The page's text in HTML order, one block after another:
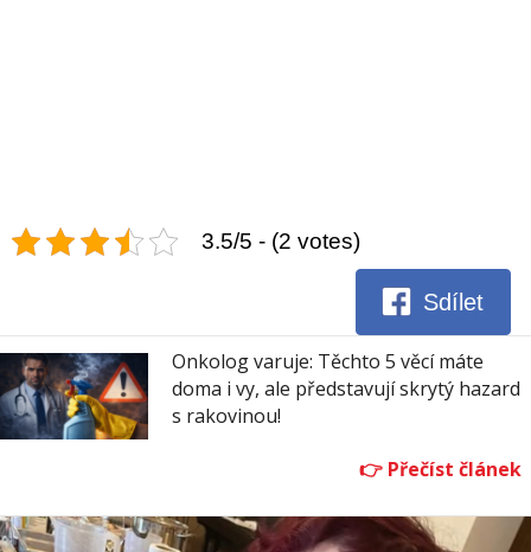
3.5/5 - (2 votes)
Sdílet
Onkolog varuje: Těchto 5 věcí máte
doma i vy, ale představují skrytý hazard
s rakovinou!